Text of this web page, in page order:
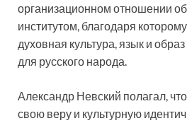
организационном отношении
институтом, благодаря
духовная культура, язык и
для русского народа.
Александр Невский полагал,
свою веру и культурную